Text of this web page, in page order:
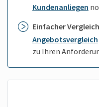
Kundenanliegen
Einfacher
Angebotsvergleich
zu Ihren